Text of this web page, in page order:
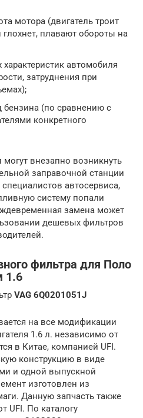
мотора (двигатель троит
глохнет, плавают обороты на
автомобиля
затруднения при
бензина (по сравнению с
конкретного
внезапно возникнуть
заправочной станции
автосервиса,
систему попали
замена может
дешевых фильтров
фильтра для Поло
1.6
VAG 6Q0201051J
на все модификации
1.6 л. независимо от
в Китае, компанией UFI.
конструкцию в виде
и одной выпускной
изготовлен из
Данную запчасть также
UFI. По каталогу